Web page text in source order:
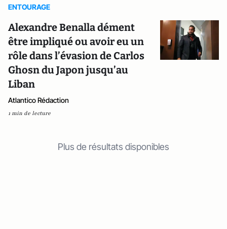
ENTOURAGE
Alexandre Benalla dément
être impliqué ou avoir eu un
rôle dans l’évasion de Carlos
Ghosn du Japon jusqu’au
Liban
Atlantico Rédaction
1 min de lecture
Plus de résultats disponibles